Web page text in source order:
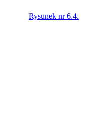
Rysunek nr 6.4.